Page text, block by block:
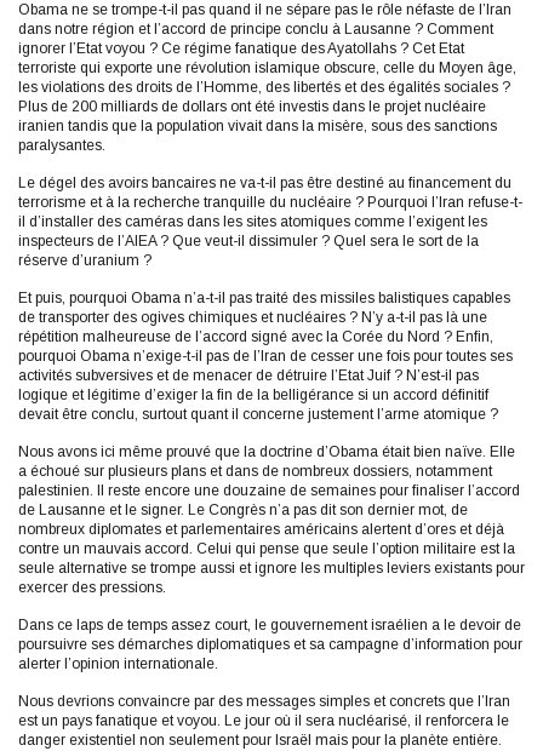
Obama ne se trompe-t-il pas quand il ne sépare pas le rôle néfaste de l’Iran
dans notre région et l’accord de principe conclu à Lausanne ? Comment
ignorer l’Etat voyou ? Ce régime fanatique des Ayatollahs ? Cet Etat
terroriste qui exporte une révolution islamique obscure, celle du Moyen âge,
les violations des droits de l’Homme, des libertés et des égalités sociales ?
Plus de 200 milliards de dollars ont été investis dans le projet nucléaire
iranien tandis que la population vivait dans la misère, sous des sanctions
paralysantes.
Le dégel des avoirs bancaires ne va-t-il pas être destiné au financement du
terrorisme et à la recherche tranquille du nucléaire ? Pourquoi l’Iran refuse-t-
il d’installer des caméras dans les sites atomiques comme l’exigent les
inspecteurs de l’AIEA ? Que veut-il dissimuler ? Quel sera le sort de la
réserve d’uranium ?
Et puis, pourquoi Obama n’a-t-il pas traité des missiles balistiques capables
de transporter des ogives chimiques et nucléaires ? N’y a-t-il pas là une
répétition malheureuse de l’accord signé avec la Corée du Nord ? Enfin,
pourquoi Obama n’exige-t-il pas de l’Iran de cesser une fois pour toutes ses
activités subversives et de menacer de détruire l’Etat Juif ? N’est-il pas
logique et légitime d’exiger la fin de la belligérance si un accord définitif
devait être conclu, surtout quant il concerne justement l’arme atomique ?
Nous avons ici même prouvé que la doctrine d’Obama était bien naïve. Elle
a échoué sur plusieurs plans et dans de nombreux dossiers, notamment
palestinien. Il reste encore une douzaine de semaines pour finaliser l’accord
de Lausanne et le signer. Le Congrès n’a pas dit son dernier mot, de
nombreux diplomates et parlementaires américains alertent d’ores et déjà
contre un mauvais accord. Celui qui pense que seule l’option militaire est la
seule alternative se trompe aussi et ignore les multiples leviers existants pour
exercer des pressions.
Dans ce laps de temps assez court, le gouvernement israélien a le devoir de
poursuivre ses démarches diplomatiques et sa campagne d’information pour
alerter l’opinion internationale.
Nous devrions convaincre par des messages simples et concrets que l’Iran
est un pays fanatique et voyou. Le jour où il sera nucléarisé, il renforcera le
danger existentiel non seulement pour Israël mais pour la planète entière.